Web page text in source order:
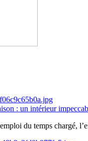
: un intérieur
du temps chargé,